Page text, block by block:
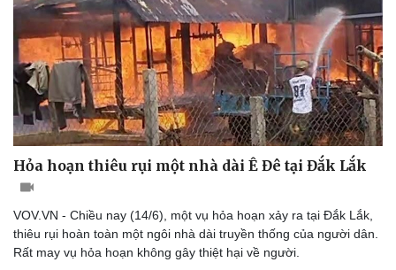
Sức khỏe
Dinh dưỡng - món ngon
Cây thuốc
Sản phụ khoa
Nhi khoa
Nam khoa
Làm đẹp - giảm cân
Đời sống
Nhà đẹp
Hỏa hoạn thiêu rụi một nhà dài Ê Đê tại Đắk Lắk
VOV.VN - Chiều nay (14/6), một vụ hỏa hoạn xảy ra tại Đắk Lắk,
thiêu rụi hoàn toàn một ngôi nhà dài truyền thống của người dân.
Rất may vụ hỏa hoạn không gây thiệt hại về người.